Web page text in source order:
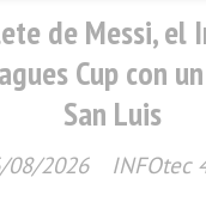
de Messi, el
Cup con
San Luis
INFOtec
08/2026